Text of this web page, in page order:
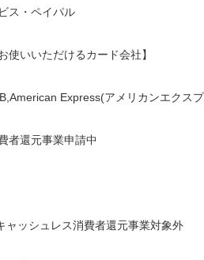
ス・ペイパル
使いいただけるカード会社】
Express(アメリカンエクス
者還元事業申請中
ッシュレス消費者還元事業対象外